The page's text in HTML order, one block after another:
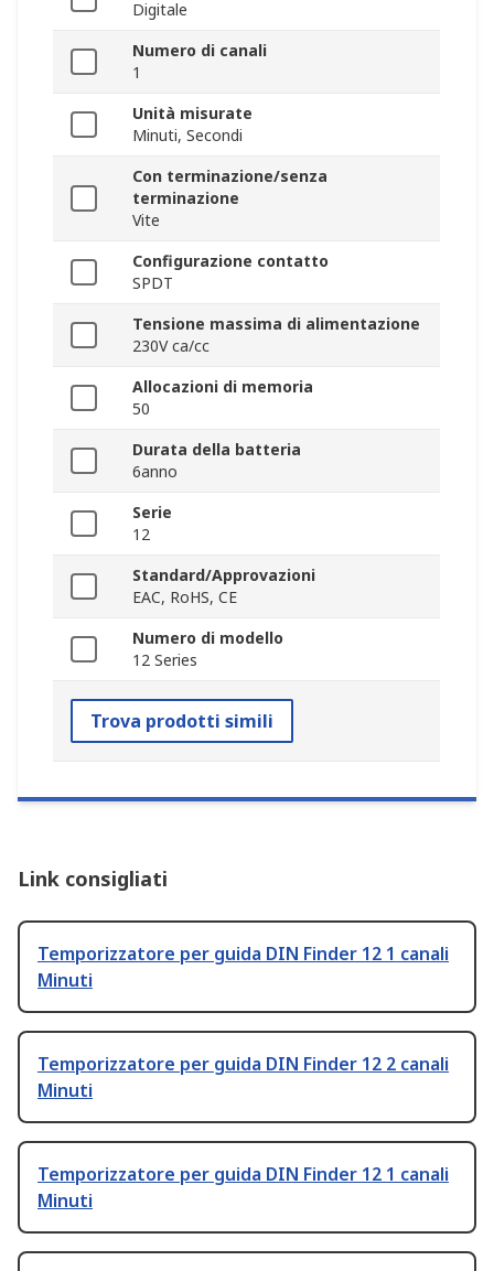
Digitale
Numero di canali
1
Unità misurate
Minuti, Secondi
Con terminazione/senza
terminazione
Vite
Configurazione contatto
SPDT
Tensione massima di alimentazione
230V ca/cc
Allocazioni di memoria
50
Durata della batteria
6anno
Serie
12
Standard/Approvazioni
EAC, RoHS, CE
Numero di modello
12 Series
Trova prodotti simili
Link consigliati
Temporizzatore per guida DIN Finder 12 1 canali
Minuti
Temporizzatore per guida DIN Finder 12 2 canali
Minuti
Temporizzatore per guida DIN Finder 12 1 canali
Minuti